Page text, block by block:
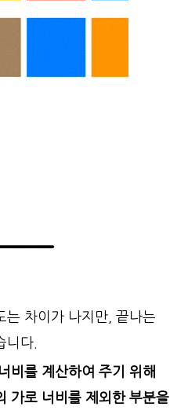
는 차이가 나지만, 끝나는
니다.
비를 계산하여 주기 위해
가로 너비를 제외한 부분을